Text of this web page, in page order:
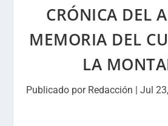
CRÓNICA DEL
MEMORIA DEL
LA
Publicado por Redacción | Jul